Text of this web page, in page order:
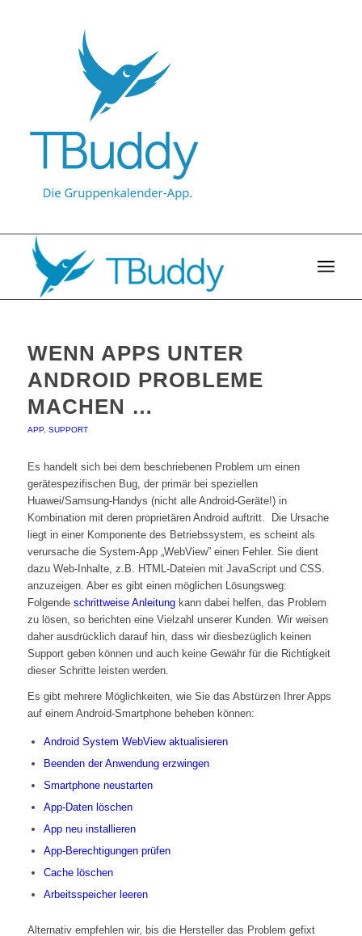
WENN APPS UNTER
ANDROID PROBLEME
MACHEN …
APP, SUPPORT
Es handelt sich bei dem beschriebenen Problem um einen
gerätespezifischen Bug, der primär bei speziellen
Huawei/Samsung-Handys (nicht alle Android-Geräte!) in
Kombination mit deren proprietären Android auftritt. Die Ursache
liegt in einer Komponente des Betriebssystem, es scheint als
verursache die System-App „WebView” einen Fehler. Sie dient
dazu Web-Inhalte, z.B. HTML-Dateien mit JavaScript und CSS.
anzuzeigen. Aber es gibt einen möglichen Lösungsweg:
Folgende schrittweise Anleitungkann dabei helfen, das Problem
zu lösen, so berichten eine Vielzahl unserer Kunden. Wir weisen
daher ausdrücklich darauf hin, dass wir diesbezüglich keinen
Support geben können und auch keine Gewähr für die Richtigkeit
dieser Schritte leisten werden.
Es gibt mehrere Möglichkeiten, wie Sie das Abstürzen Ihrer Apps
auf einem Android-Smartphone beheben können:
Android System WebView aktualisieren
Beenden der Anwendung erzwingen
Smartphone neustarten
App-Daten löschen
App neu installieren
App-Berechtigungen prüfen
Cache löschen
Arbeitsspeicher leeren
Alternativ empfehlen wir, bis die Hersteller das Problem gefixt